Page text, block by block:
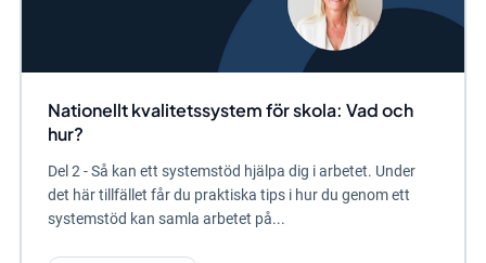
Nationellt kvalitetssystem för skola: Vad och
hur?
Del 2 - Så kan ett systemstöd hjälpa dig i arbetet. Under
det här tillfället får du praktiska tips i hur du genom ett
systemstöd kan samla arbetet på...